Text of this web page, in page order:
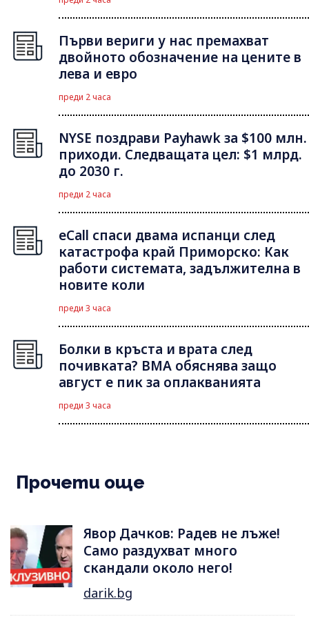
Първи вериги у нас премахват
двойното обозначение на цените в
лева и евро
преди 2 часа
NYSE поздрави Payhawk за $100 млн.
приходи. Следващата цел: $1 млрд.
до 2030 г.
преди 2 часа
eCall спаси двама испанци след
катастрофа край Приморско: Как
работи системата, задължителна в
новите коли
преди 3 часа
Болки в кръста и врата след
почивката? ВМА обяснява защо
август е пик за оплакванията
преди 3 часа
Прочети още
Явор Дачков: Радев не лъже!
Само раздухват много
скандали около него!
darik.bg